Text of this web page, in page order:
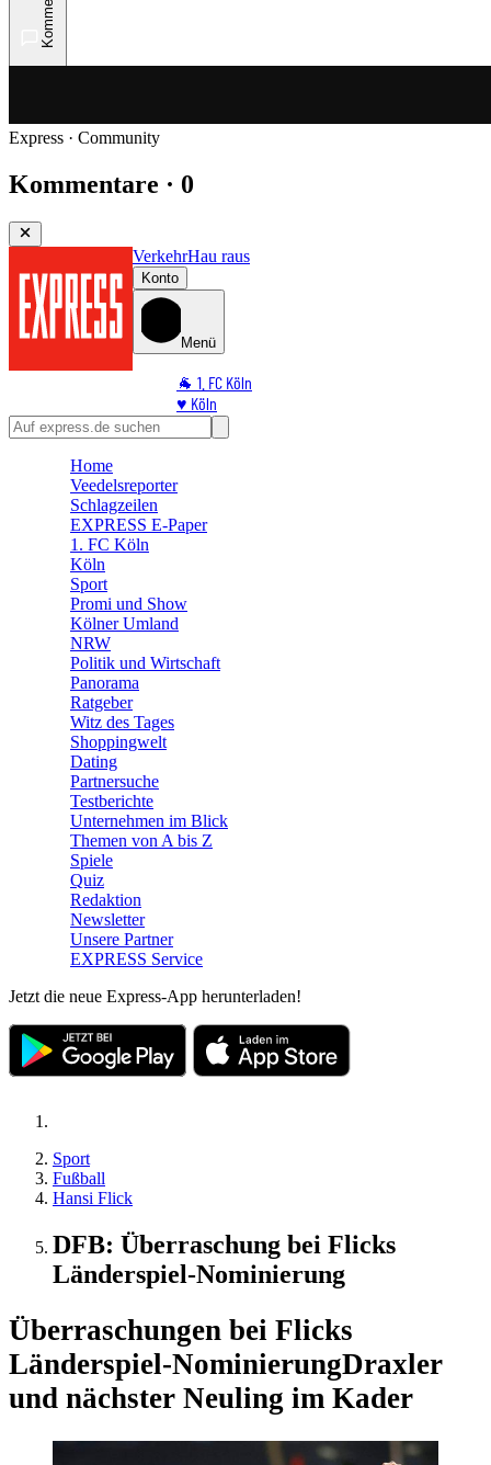
Express · Community
Kommentare · 0
VerkehrHau raus
Konto
Menü
🐐 1. FC Köln
♥️ Köln
⭐ Promi
🛒 Shoppingwelt
Home
Veedelsreporter
Schlagzeilen
EXPRESS E-Paper
1. FC Köln
Köln
Sport
Promi und Show
Kölner Umland
NRW
Politik und Wirtschaft
Panorama
Ratgeber
Witz des Tages
Shoppingwelt
Dating
Partnersuche
Testberichte
Unternehmen im Blick
Themen von A bis Z
Spiele
Quiz
Redaktion
Newsletter
Unsere Partner
EXPRESS Service
Jetzt die neue Express-App herunterladen!
Sport
Fußball
Hansi Flick
DFB: Überraschung bei Flicks
Länderspiel-Nominierung
Überraschungen bei Flicks
Länderspiel-NominierungDraxler
und nächster Neuling im Kader